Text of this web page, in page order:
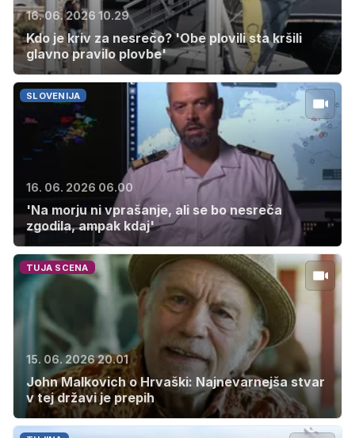
16. 06. 2026 10.29
Kdo je kriv za nesrečo? 'Obe plovili sta kršili
glavno pravilo plovbe'
SLOVENIJA
16. 06. 2026 06.00
'Na morju ni vprašanje, ali se bo nesreča
zgodila, ampak kdaj'
TUJA SCENA
15. 06. 2026 20.01
John Malkovich o Hrvaški: Najnevarnejša stvar
v tej državi je prepih